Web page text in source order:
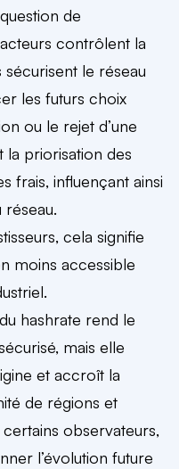
de
contrôlent la
sécurisent le réseau
les futurs choix
ou le rejet d’une
priorisation des
frais, influençant ainsi
cela signifie
moins accessible
hashrate rend le
mais elle
et accroît la
de régions et
observateurs,
l’évolution future